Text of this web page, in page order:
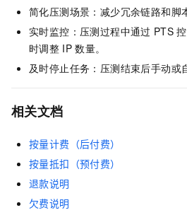
简化压测场景：减少冗余链路和脚
实时监控：压测过程中通过 PTS
时调整 IP 数量。
及时停止任务：压测结束后手动或
相关文档
按量计费（后付费）
按量抵扣（预付费）
退款说明
欠费说明